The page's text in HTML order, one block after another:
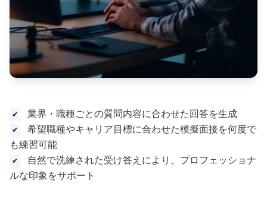
業界・職種ごとの質問内容に合わせた回答を生成
希望職種やキャリア目標に合わせた模擬面接を何度で
も練習可能
自然で洗練された受け答えにより、プロフェッショナ
ルな印象をサポート